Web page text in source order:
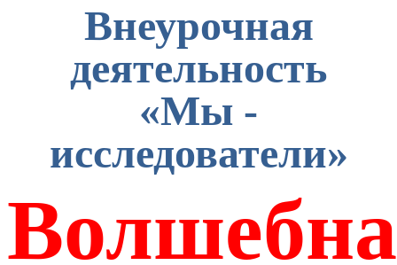
Внеурочная
деятельность
«Мы -
исследователи»